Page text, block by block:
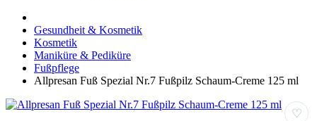
Gesundheit & Kosmetik
Kosmetik
Maniküre & Pediküre
Fußpflege
Allpresan Fuß Spezial Nr.7 Fußpilz Schaum-Creme 125 ml
♡